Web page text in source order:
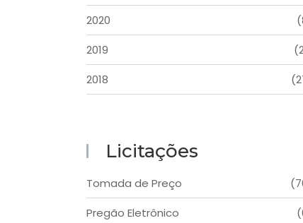
2020
2019
2018
Licitações
Tomada de Preço
Pregão Eletrônico